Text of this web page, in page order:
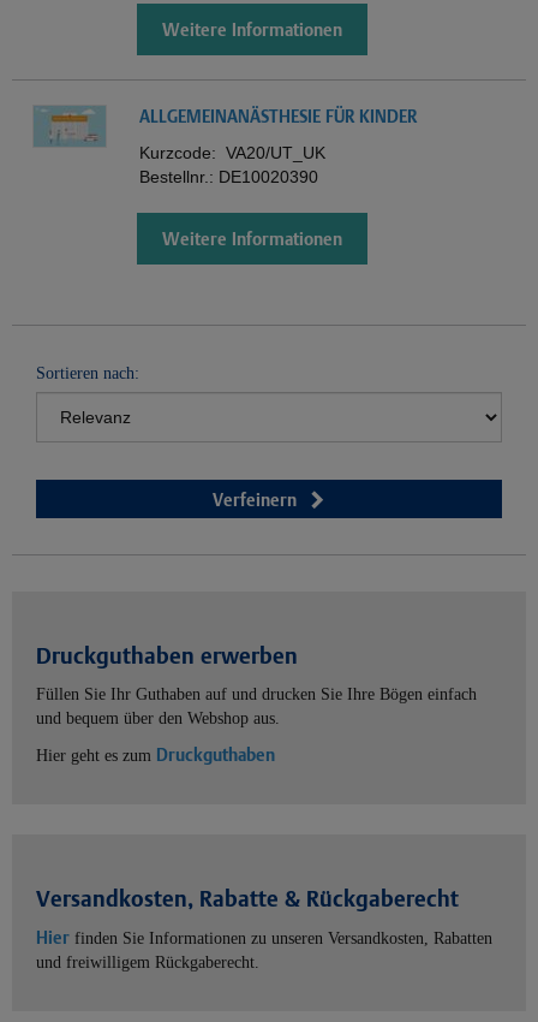
Weitere Informationen
ALLGEMEINANÄSTHESIE FÜR KINDER
Kurzcode: VA20/UT_UK
Bestellnr.: DE10020390
Weitere Informationen
Sortieren nach:
Verfeinern
Druckguthaben erwerben
Füllen Sie Ihr Guthaben auf und drucken Sie Ihre Bögen einfach
und bequem über den Webshop aus.
Hier geht es zum Druckguthaben
Versandkosten, Rabatte & Rückgaberecht
Hier finden Sie Informationen zu unseren Versandkosten, Rabatten
und freiwilligem Rückgaberecht.